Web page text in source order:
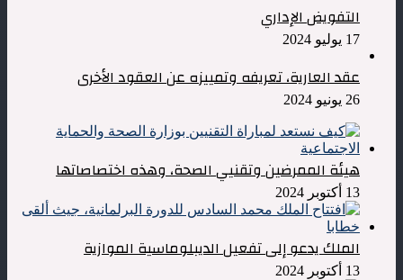
التفويض الإداري
17 يوليو 2024
عقد العارية، تعريفه وتمييزه عن العقود الأخرى
26 يونيو 2024
هيئة الممرضين وتقنيي الصحة، وهذه اختصاصاتها
13 أكتوبر 2024
الملك يدعو إلى تفعيل الديبلوماسية الموازية
13 أكتوبر 2024